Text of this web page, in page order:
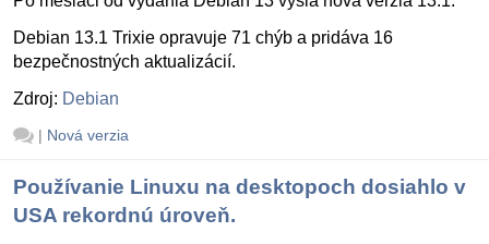
Debian 13.1 Trixie opravuje 71 chýb a pridáva 16
bezpečnostných aktualizácií.
Zdroj: Debian
| Nová verzia
Používanie Linuxu na desktopoch dosiahlo v
USA rekordnú úroveň.